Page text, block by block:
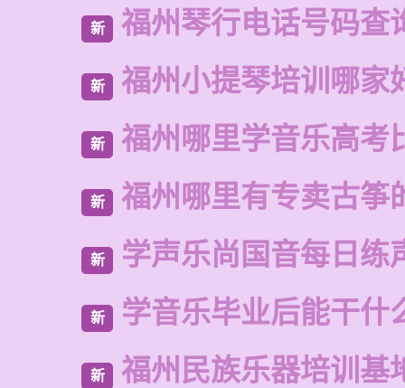
新 福州琴行电话号码查
新 福州小提琴培训哪家
新 福州哪里学音乐高考
新 福州哪里有专卖古筝
新 学声乐尚国音每日练
新 学音乐毕业后能干什
新 福州民族乐器培训基